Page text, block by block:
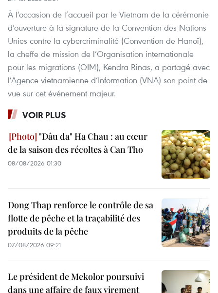
À l’occasion de l’accueil par le Vietnam de la cérémonie
d’ouverture à la signature de la Convention des Nations
Unies contre la cybercriminalité (Convention de Hanoï),
la cheffe de mission de l’Organisation internationale
pour les migrations (OIM), Kendra Rinas, a partagé avec
l’Agence vietnamienne d’Information (VNA) son point de
vue sur cet événement majeur.
VOIR PLUS
"Dâu da" Ha Chau : au cœur
de la saison des récoltes à Can Tho
08/08/2026 01:30
Dong Thap renforce le contrôle de sa
flotte de pêche et la traçabilité des
produits de la pêche
07/08/2026 09:21
Le président de Mekolor poursuivi
dans une affaire de faux virement